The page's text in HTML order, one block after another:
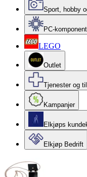
Sport, hobby
PC-
LEGO
Outlet
Tjenester og
Kampanjer
Elkjøps
Elkjøp Bedrift